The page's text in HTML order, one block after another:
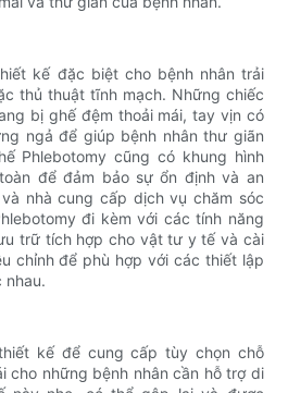
kế đặc biệt cho bệnh nhân trải
thủ thuật tĩnh mạch. Những chiếc
bị ghế đệm thoải mái, tay vịn có
ngả để giúp bệnh nhân thư giãn
Phlebotomy cũng có khung hình
để đảm bảo sự ổn định và an
nhà cung cấp dịch vụ chăm sóc
đi kèm với các tính năng
trữ tích hợp cho vật tư y tế và cài
chỉnh để phù hợp với các thiết lập
nhau.
kế để cung cấp tùy chọn chỗ
cho những bệnh nhân cần hỗ trợ di